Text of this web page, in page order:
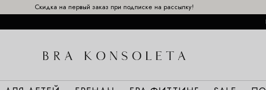
Скидка на первый заказ при подписке на рассылку!